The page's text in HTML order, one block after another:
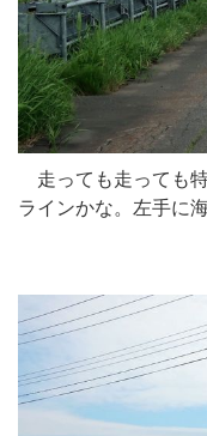
走っても走っても
ラインかな。左手に